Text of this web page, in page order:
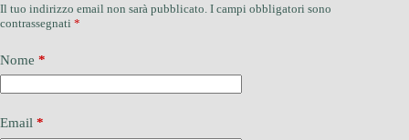
Il tuo indirizzo email non sarà pubblicato. I campi obbligatori sono
contrassegnati *
Nome *
Email *